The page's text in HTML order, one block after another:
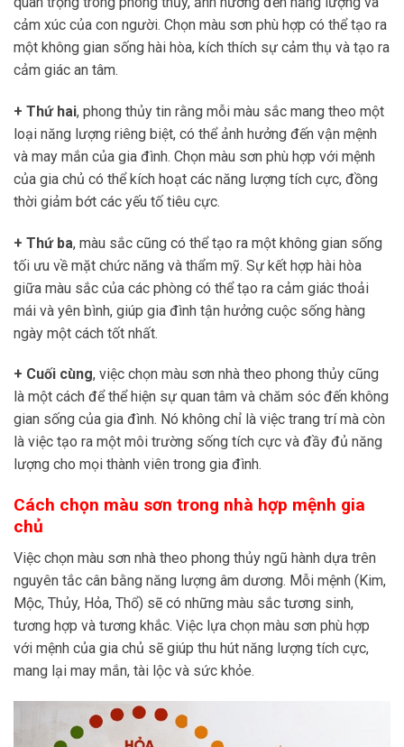
cảm xúc của con người. Chọn màu sơn phù hợp có thể tạo ra
một không gian sống hài hòa, kích thích sự cảm thụ và tạo ra
cảm giác an tâm.
+ Thứ hai, phong thủy tin rằng mỗi màu sắc mang theo một
loại năng lượng riêng biệt, có thể ảnh hưởng đến vận mệnh
và may mắn của gia đình. Chọn màu sơn phù hợp với mệnh
của gia chủ có thể kích hoạt các năng lượng tích cực, đồng
thời giảm bớt các yếu tố tiêu cực.
+ Thứ ba, màu sắc cũng có thể tạo ra một không gian sống
tối ưu về mặt chức năng và thẩm mỹ. Sự kết hợp hài hòa
giữa màu sắc của các phòng có thể tạo ra cảm giác thoải
mái và yên bình, giúp gia đình tận hưởng cuộc sống hàng
ngày một cách tốt nhất.
+ Cuối cùng, việc chọn màu sơn nhà theo phong thủy cũng
là một cách để thể hiện sự quan tâm và chăm sóc đến không
gian sống của gia đình. Nó không chỉ là việc trang trí mà còn
là việc tạo ra một môi trường sống tích cực và đầy đủ năng
lượng cho mọi thành viên trong gia đình.
Cách chọn màu sơn trong nhà hợp mệnh gia
chủ
Việc chọn màu sơn nhà theo phong thủy ngũ hành dựa trên
nguyên tắc cân bằng năng lượng âm dương. Mỗi mệnh (Kim,
Mộc, Thủy, Hỏa, Thổ) sẽ có những màu sắc tương sinh,
tương hợp và tương khắc. Việc lựa chọn màu sơn phù hợp
với mệnh của gia chủ sẽ giúp thu hút năng lượng tích cực,
mang lại may mắn, tài lộc và sức khỏe.